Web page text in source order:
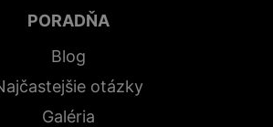
PORADŇA
Blog
otázky
Galéria